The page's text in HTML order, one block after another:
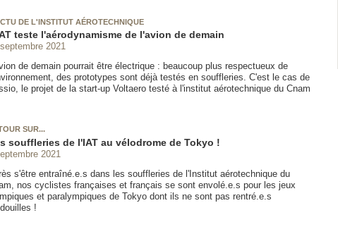
DE L'INSTITUT AÉROTECHNIQUE
teste l'aérodynamisme de l'avion de demain
2021
de demain pourrait être électrique : beaucoup plus respectueux de
des prototypes sont déjà testés en souffleries. C'est le cas de
le projet de la start-up Voltaero testé à l'institut aérotechnique du Cnam
SUR...
souffleries de l'IAT au vélodrome de Tokyo !
2021
s'être entraîné.e.s dans les souffleries de l'Institut aérotechnique du
nos cyclistes françaises et français se sont envolé.e.s pour les jeux
et paralympiques de Tokyo dont ils ne sont pas rentré.e.s
!